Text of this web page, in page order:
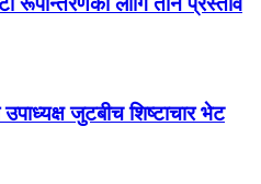
जुटबीच शिष्टाचार भेट